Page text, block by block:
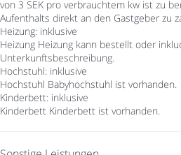
von 3 SEK pro verbrauchtem kw ist zu
Aufenthalts direkt an den Gastgeber zu
Heizung: inklusive
Heizung Heizung kann bestellt oder
Unterkunftsbeschreibung.
Hochstuhl: inklusive
Hochstuhl Babyhochstuhl ist vorhanden.
Kinderbett: inklusive
Kinderbett Kinderbett ist vorhanden.